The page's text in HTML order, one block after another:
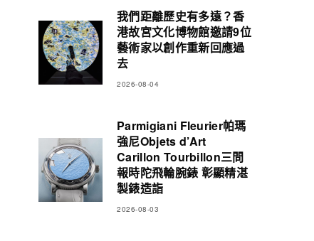
我們距離歷史有多遠？香
港故宮文化博物館邀請9位
藝術家以創作重新回應過
去
2026-08-04
Parmigiani Fleurier帕瑪
強尼Objets d’Art
Carillon Tourbillon三問
報時陀飛輪腕錶 彰顯精湛
製錶造詣
2026-08-03